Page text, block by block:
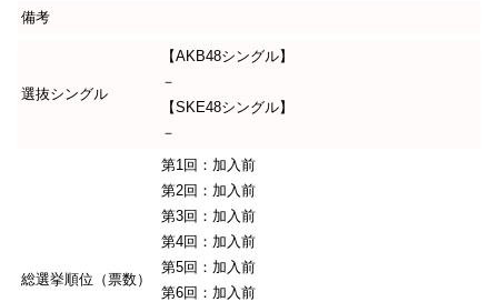
備考
選抜シングル
【AKB48シングル】
－
【SKE48シングル】
－
総選挙順位（票数）
第1回：加入前
第2回：加入前
第3回：加入前
第4回：加入前
第5回：加入前
第6回：加入前